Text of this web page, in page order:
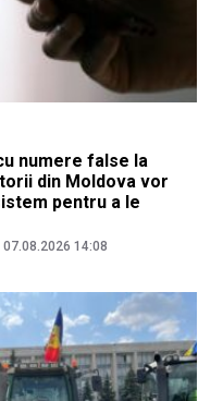
numere false la
din Moldova vor
pentru a le
07.08.2026 14:08